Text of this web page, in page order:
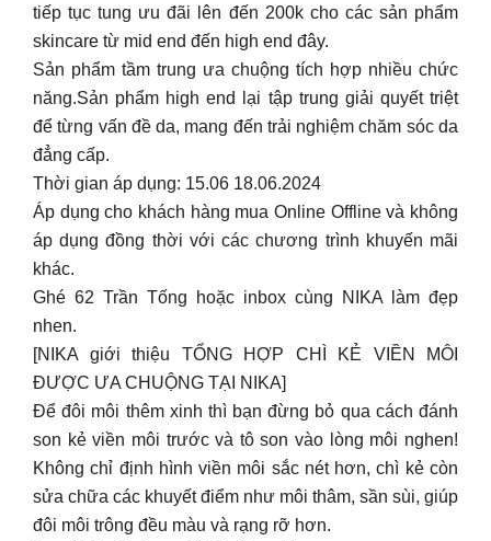
đẳng cấp.
Thời gian áp dụng: 15.06 18.06.2024
Áp dụng cho khách hàng mua Online Offline và không
áp dụng đồng thời với các chương trình khuyến mãi
khác.
Ghé 62 Trần Tống hoặc inbox cùng NIKA làm đẹp
nhen.
[NIKA giới thiệu TỔNG HỢP CHÌ KẺ VIỀN MÔI
ĐƯỢC ƯA CHUỘNG TẠI NIKA]
Để đôi môi thêm xinh thì bạn đừng bỏ qua cách đánh
son kẻ viền môi trước và tô son vào lòng môi nghen!
Không chỉ định hình viền môi sắc nét hơn, chì kẻ còn
sửa chữa các khuyết điểm như môi thâm, sần sùi, giúp
đôi môi trông đều màu và rạng rỡ hơn.
Lưu ý khi sử dụng chì kẻ viền môi:
Chọn màu chì kẻ viền môi phù hợp với màu son môi:
nên chọn màu chì kẻ viền môi tối hơn hoặc đậm hơn
một tông so với màu son môi để tạo hiệu ứng tự nhiên.
Vẽ đường viền môi vừa phải: Không nên vẽ quá dày